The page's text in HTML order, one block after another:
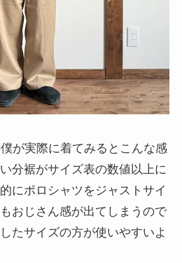
が実際に着てみるとこんな感
分裾がサイズ表の数値以上に
にポロシャツをジャストサイ
おじさん感が出てしまうので
たサイズの方が使いやすいよ